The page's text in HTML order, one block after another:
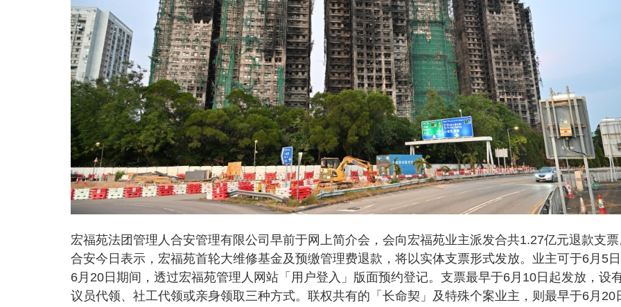
宏福苑法团管理人合安管理有限公司早前于网上简介会，会向宏福苑业主派发合共1.27亿元退款支
合安今日表示，宏福苑首轮大维修基金及预缴管理费退款，将以实体支票形式发放。业主可于6月5
6月20日期间，透过宏福苑管理人网站「用户登入」版面预约登记。支票最早于6月10日起发放，设
议员代领、社工代领或亲身领取三种方式。联权共有的「长命契」及特殊个案业主，则最早于6月20